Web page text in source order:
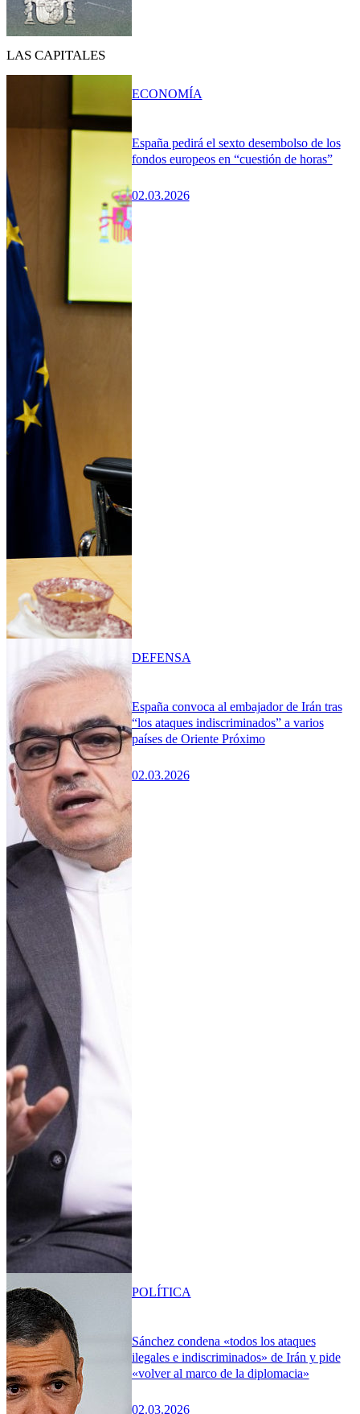
LAS CAPITALES
España pedirá el sexto desembolso de los
fondos europeos en “cuestión de horas”
02.03.2026
ECONOMÍA
España convoca al embajador de Irán tras
“los ataques indiscriminados” a varios
países de Oriente Próximo
02.03.2026
DEFENSA
Sánchez condena «todos los ataques
ilegales e indiscriminados» de Irán y pide
«volver al marco de la diplomacia»
02.03.2026
POLÍTICA